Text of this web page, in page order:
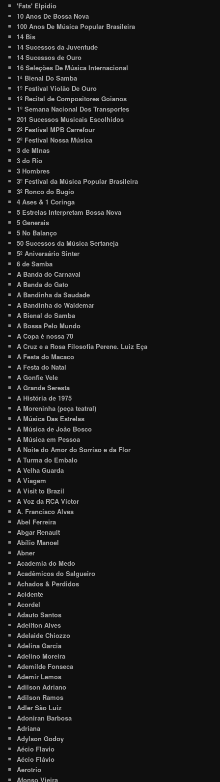
'Fats' Elpidio
10 Anos De Bossa Nova
100 Anos De Música Popular Brasileira
14 Bis
14 Sucessos da Juventude
14 Sucessos de Ouro
16 Seleções De Música Internacional
1ª Bienal Do Samba
1º Festival Violão De Ouro
1º Recital de Compositores Goianos
1º Semana Nacional Dos Transportes
201 Sucessos Musicais Escolhidos
2º Festival MPB Carrefour
2º Festival Nossa Música
3 de MInas
3 do Rio
3 Hombres
3º Festival da Música Popular Brasileira
3º Ronco do Bugio
4 Ases & 1 Coringa
5 Estrelas Interpretam Bossa Nova
5 Generais
5 No Balanço
50 Sucessos da Música Sertaneja
5º Aniversário Sinter
6 de Samba
A Banda do Carnaval
A Banda do Gato
A Bandinha da Saudade
A Bandinha do Waldemar
A Bienal do Samba
A Bossa Pelo Mundo
A Copa é nossa 70
A Cruz e a Rosa Filosofia Perene. Luiz Eça
A Festa do Macaco
A Festa do Natal
A Gonfie Vele
A Grande Seresta
A História de 1975
A Moreninha (peça teatral)
A Música Das Estrelas
A Música de João Bosco
A Música em Pessoa
A Noite do Amor do Sorriso e da Flor
A Turma do Embalo
A Velha Guarda
A Viagem
A Visit to Brazil
A Voz da RCA Victor
A. Francisco Alves
Abel Ferreira
Abgar Renault
Abílio Manoel
Abner
Academia do Medo
Acadêmicos do Salgueiro
Achados & Perdidos
Acidente
Acordel
Adauto Santos
Adeilton Alves
Adelaide Chiozzo
Adelina Garcia
Adelino Moreira
Ademilde Fonseca
Ademir Lemos
Adilson Adriano
Adilson Ramos
Adler São Luiz
Adoniran Barbosa
Adriana
Adylson Godoy
Aécio Flavio
Aécio Flávio
Aerotrio
Afonso Vieira